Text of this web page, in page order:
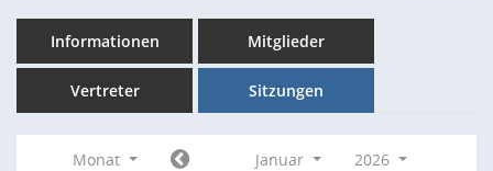
Informationen Mitglieder
Vertreter Sitzungen
Monat Januar
2026